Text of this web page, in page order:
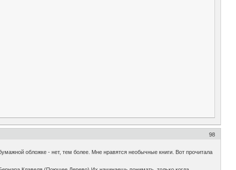
98
обложке - нет, тем более. Мне нравятся необычные книги. Вот прочитала